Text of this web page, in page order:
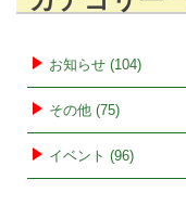
ビ
ー
シ
ョ
ン
お知らせ (104)
その他 (75)
イベント (96)